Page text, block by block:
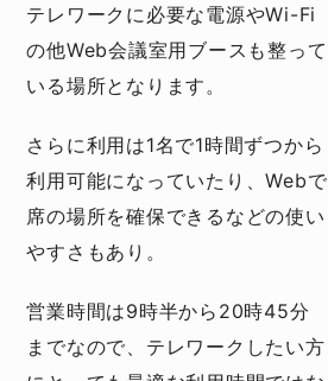
テレワークに必要な電源やWi-Fi
の他Web会議室用ブースも整って
いる場所となります。
さらに利用は1名で1時間ずつから
利用可能になっていたり、Webで
席の場所を確保できるなどの使い
やすさもあり。
営業時間は9時半から20時45分
までなので、テレワークしたい方